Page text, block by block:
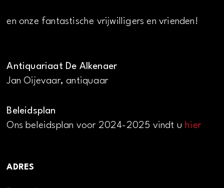
en onze fantastische vrijwilligers en vrienden!
Antiquariaat De Alkenaer
Jan Oijevaar, antiquaar
Beleidsplan
Ons beleidsplan voor 2024-2025 vindt uhier
ADRES